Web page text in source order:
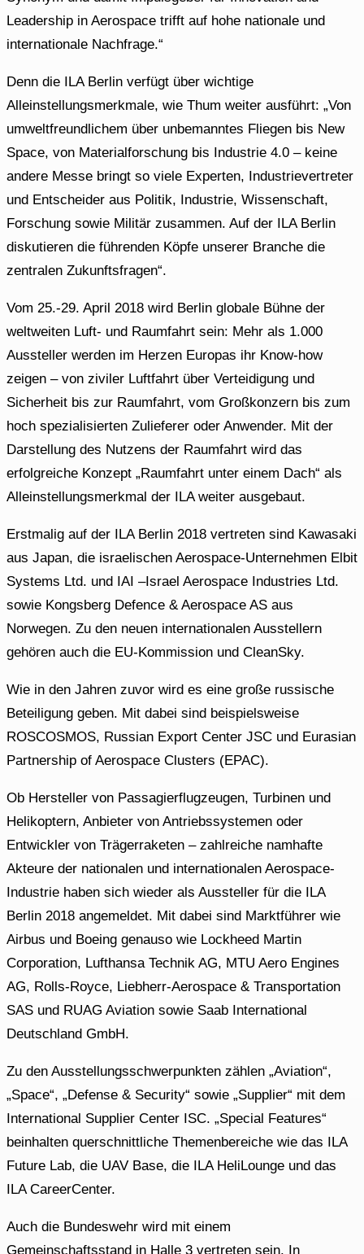
Leadership in Aerospace trifft auf hohe nationale und
internationale Nachfrage.“
Denn die ILA Berlin verfügt über wichtige
Alleinstellungsmerkmale, wie Thum weiter ausführt: „Von
umweltfreundlichem über unbemanntes Fliegen bis New
Space, von Materialforschung bis Industrie 4.0 – keine
andere Messe bringt so viele Experten, Industrievertreter
und Entscheider aus Politik, Industrie, Wissenschaft,
Forschung sowie Militär zusammen. Auf der ILA Berlin
diskutieren die führenden Köpfe unserer Branche die
zentralen Zukunftsfragen“.
Vom 25.-29. April 2018 wird Berlin globale Bühne der
weltweiten Luft- und Raumfahrt sein: Mehr als 1.000
Aussteller werden im Herzen Europas ihr Know-how
zeigen – von ziviler Luftfahrt über Verteidigung und
Sicherheit bis zur Raumfahrt, vom Großkonzern bis zum
hoch spezialisierten Zulieferer oder Anwender. Mit der
Darstellung des Nutzens der Raumfahrt wird das
erfolgreiche Konzept „Raumfahrt unter einem Dach“ als
Alleinstellungsmerkmal der ILA weiter ausgebaut.
Erstmalig auf der ILA Berlin 2018 vertreten sind Kawasaki
aus Japan, die israelischen Aerospace-Unternehmen Elbit
Systems Ltd. und IAI –Israel Aerospace Industries Ltd.
sowie Kongsberg Defence & Aerospace AS aus
Norwegen. Zu den neuen internationalen Ausstellern
gehören auch die EU-Kommission und CleanSky.
Wie in den Jahren zuvor wird es eine große russische
Beteiligung geben. Mit dabei sind beispielsweise
ROSCOSMOS, Russian Export Center JSC und Eurasian
Partnership of Aerospace Clusters (EPAC).
Ob Hersteller von Passagierflugzeugen, Turbinen und
Helikoptern, Anbieter von Antriebssystemen oder
Entwickler von Trägerraketen – zahlreiche namhafte
Akteure der nationalen und internationalen Aerospace-
Industrie haben sich wieder als Aussteller für die ILA
Berlin 2018 angemeldet. Mit dabei sind Marktführer wie
Airbus und Boeing genauso wie Lockheed Martin
Corporation, Lufthansa Technik AG, MTU Aero Engines
AG, Rolls-Royce, Liebherr-Aerospace & Transportation
SAS und RUAG Aviation sowie Saab International
Deutschland GmbH.
Zu den Ausstellungsschwerpunkten zählen „Aviation“,
„Space“, „Defense & Security“ sowie „Supplier“ mit dem
International Supplier Center ISC. „Special Features“
beinhalten querschnittliche Themenbereiche wie das ILA
Future Lab, die UAV Base, die ILA HeliLounge und das
ILA CareerCenter.
Auch die Bundeswehr wird mit einem
Gemeinschaftsstand in Halle 3 vertreten sein. In